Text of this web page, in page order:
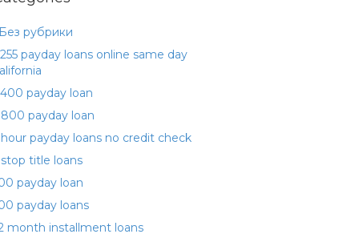
рубрики
payday loans online same day
payday loan
800 payday loan
hour payday loans no credit check
stop title loans
payday loan
payday loans
month installment loans